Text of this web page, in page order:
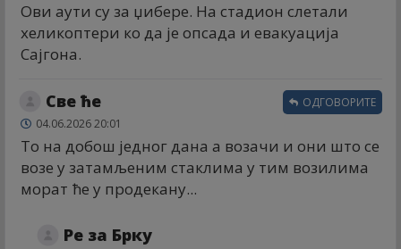
Ови аути су за џибере. На стадион слетали
хеликоптери ко да је опсада и евакуација
Сајгона.
Све ће
04.06.2026 20:01
То на добош једног дана а возачи и они што се
возе у затамљеним стаклима у тим возилима
морат ће у продекану...
ОДГОВОРИТЕ
Ре за Брку